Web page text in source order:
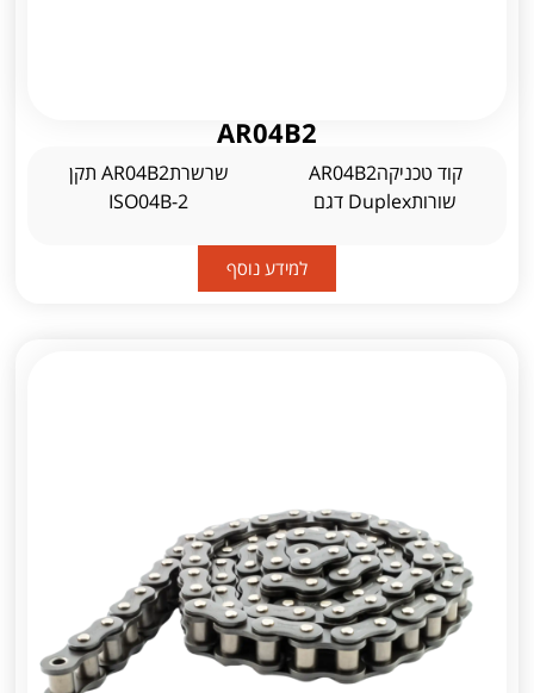
AR04B2
קוד טכניקהAR04B2
שורותDuplex דגם
שרשרתAR04B2 תקן
ISO04B-2
למידע נוסף